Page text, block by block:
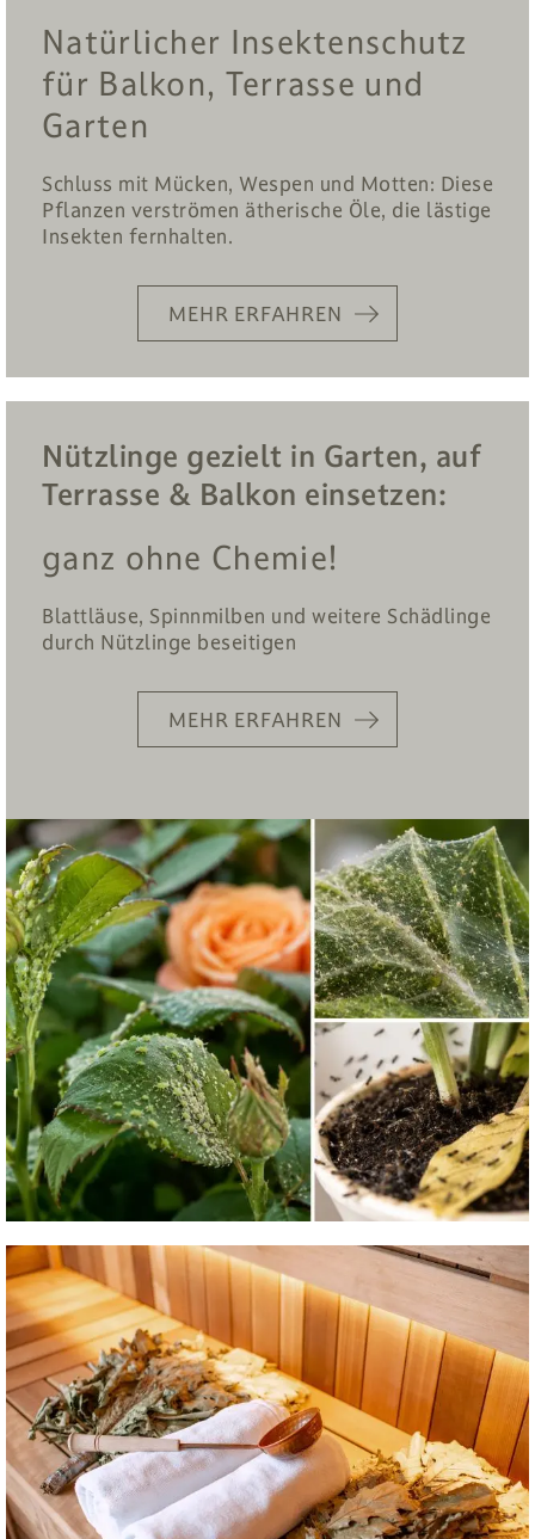
Natürlicher Insektenschutz
für Balkon, Terrasse und
Garten
Schluss mit Mücken, Wespen und Motten: Diese
Pflanzen verströmen ätherische Öle, die lästige
Insekten fernhalten.
MEHR ERFAHREN
Nützlinge gezielt in Garten, auf
Terrasse & Balkon einsetzen:
ganz ohne Chemie!
Blattläuse, Spinnmilben und weitere Schädlinge
durch Nützlinge beseitigen
MEHR ERFAHREN